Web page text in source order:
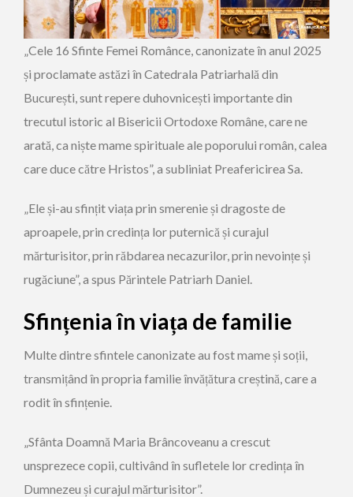
„Cele 16 Sfinte Femei Românce, canonizate în anul 2025
și proclamate astăzi în Catedrala Patriarhală din
București, sunt repere duhovnicești importante din
trecutul istoric al Bisericii Ortodoxe Române, care ne
arată, ca niște mame spirituale ale poporului român, calea
care duce către Hristos”, a subliniat Preafericirea Sa.
„Ele și-au sfințit viața prin smerenie și dragoste de
aproapele, prin credința lor puternică și curajul
mărturisitor, prin răbdarea necazurilor, prin nevoințe și
rugăciune”, a spus Părintele Patriarh Daniel.
Sfințenia în viața de familie
Multe dintre sfintele canonizate au fost mame și soții,
transmițând în propria familie învățătura creștină, care a
rodit în sfințenie.
„Sfânta Doamnă Maria Brâncoveanu a crescut
unsprezece copii, cultivând în sufletele lor credința în
Dumnezeu și curajul mărturisitor”.